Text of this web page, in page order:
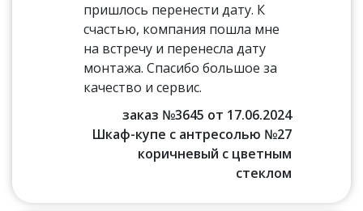
пришлось перенести дату. К
счастью, компания пошла мне
на встречу и перенесла дату
монтажа. Спасибо большое за
качество и сервис.
заказ №3645 от 17.06.2024
Шкаф-купе с антресолью №27
коричневый с цветным
стеклом